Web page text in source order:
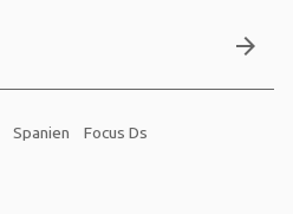
arrow_forward
Spanien Focus Ds